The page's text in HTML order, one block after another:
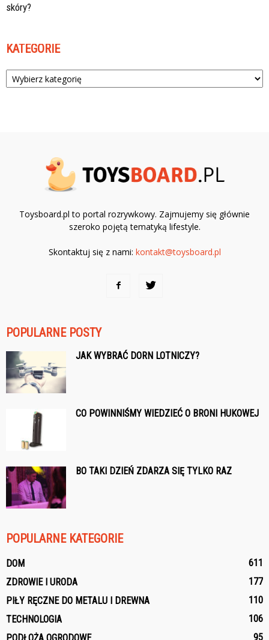
skóry?
KATEGORIE
Kategorie
Toysboard.pl to portal rozrywkowy. Zajmujemy się głównie
szeroko pojętą tematyką lifestyle.
Skontaktuj się z nami: kontakt@toysboard.pl
POPULARNE POSTY
JAK WYBRAĆ DORN LOTNICZY?
CO POWINNIŚMY WIEDZIEĆ O BRONI HUKOWEJ
BO TAKI DZIEŃ ZDARZA SIĘ TYLKO RAZ
POPULARNE KATEGORIE
DOM
611
ZDROWIE I URODA
177
PIŁY RĘCZNE DO METALU I DREWNA
110
TECHNOLOGIA
106
PODŁOŻA OGRODOWE
95